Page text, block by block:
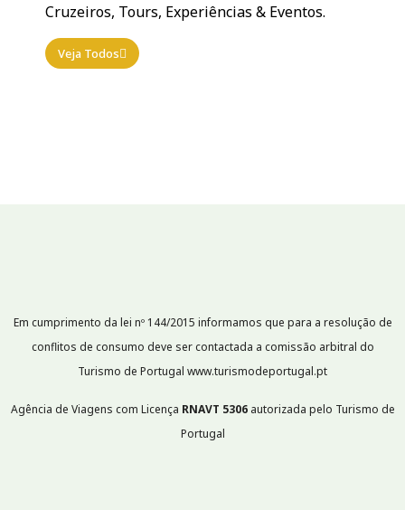
Cruzeiros, Tours, Experiências & Eventos.
Veja Todos
Em cumprimento da lei nº 144/2015 informamos que para a resolução de
conflitos de consumo deve ser contactada a comissão arbitral do
Turismo de Portugal www.turismodeportugal.pt
Agência de Viagens com Licença RNAVT 5306 autorizada pelo Turismo de
Portugal